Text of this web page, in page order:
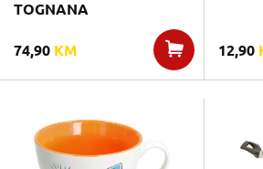
TOGNANA
74,90 KM 12,90